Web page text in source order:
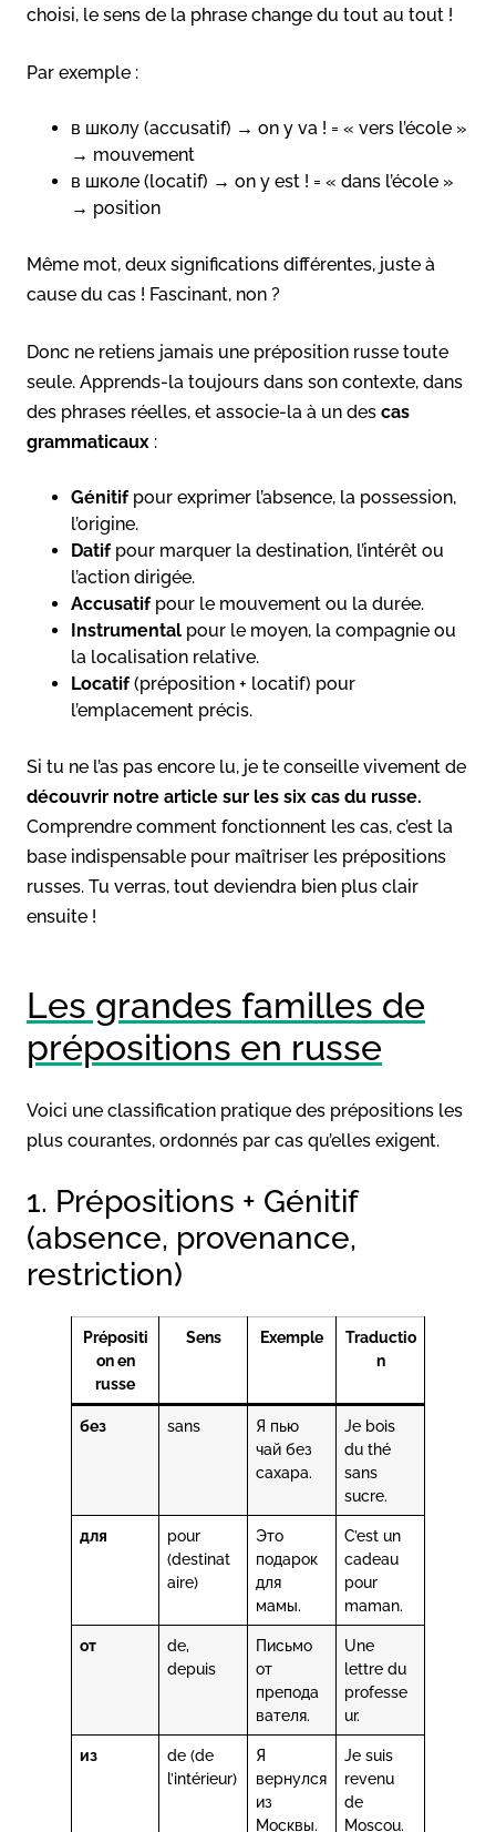
choisi, le sens de la phrase change du tout au tout !
Par exemple :
в школу (accusatif) → on y va ! = « vers l’école »
→ mouvement
в школе (locatif) → on y est ! = « dans l’école »
→ position
Même mot, deux significations différentes, juste à
cause du cas ! Fascinant, non ?
Donc ne retiens jamais une préposition russe toute
seule. Apprends-la toujours dans son contexte, dans
des phrases réelles, et associe-la à un des cas
grammaticaux :
Génitifpour exprimer l’absence, la possession,
l’origine.
Datifpour marquer la destination, l’intérêt ou
l’action dirigée.
Accusatifpour le mouvement ou la durée.
Instrumental pour le moyen, la compagnie ou
la localisation relative.
Locatif(préposition + locatif) pour
l’emplacement précis.
Si tu ne l’as pas encore lu, je te conseille vivement de
découvrir notre article sur les six cas du russe.
Comprendre comment fonctionnent les cas, c’est la
base indispensable pour maîtriser les prépositions
russes. Tu verras, tout deviendra bien plus clair
ensuite !
Les grandes familles de
prépositions en russe
Voici une classification pratique des prépositions les
plus courantes, ordonnés par cas qu’elles exigent.
1. Prépositions + Génitif
(absence, provenance,
restriction)
Prépositi
on en
russe
Sens Exemple
Traductio
n
без sans
Я пью
чай без
сахара.
Je bois
du thé
sans
sucre.
для
pour
(destinat
aire)
Это
подарок
для
мамы.
C’est un
cadeau
pour
maman.
от
de,
depuis
Письмо
от
препода
вателя.
Une
lettre du
professe
ur.
из
de (de
l’intérieur)
Я
вернулся
из
Москвы.
Je suis
revenu
de
Moscou.